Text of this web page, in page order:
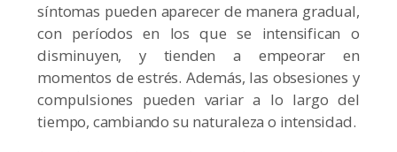
síntomas pueden aparecer de manera gradual,
con períodos en los que se intensifican o
disminuyen, y tienden a empeorar en
momentos de estrés. Además, las obsesiones y
compulsiones pueden variar a lo largo del
tiempo, cambiando su naturaleza o intensidad.